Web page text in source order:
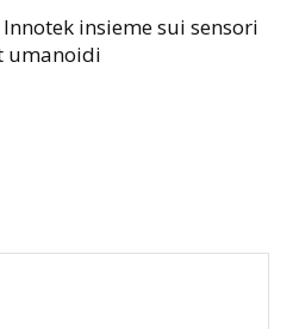
Innotek insieme sui sensori
umanoidi